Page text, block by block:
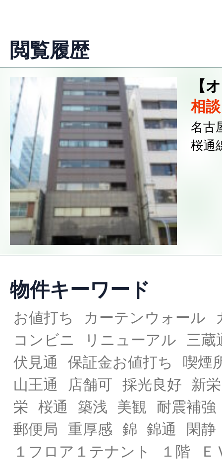
閲覧履歴
【
相
名古
桜通
物件キーワード
お値打ち カーテンウォール
コンビニ
リニューアル
三蔵
伏見通
保証金お値打ち
喫煙
山王通
店舗可 採光良好
新栄
栄
桜通 築浅 美観
耐震補強
郵便局
重厚感 錦 錦通
閑静
１フロア１テナント
１階 Ｅ